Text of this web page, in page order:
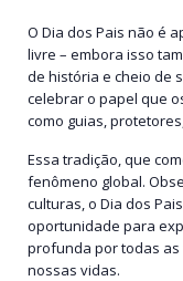
O Dia dos Pais não é
livre – embora isso
de história e cheio de
celebrar o papel que
como guias,
Essa tradição, que
fenômeno global.
culturas, o Dia dos
oportunidade para
profunda por todas
nossas vidas.